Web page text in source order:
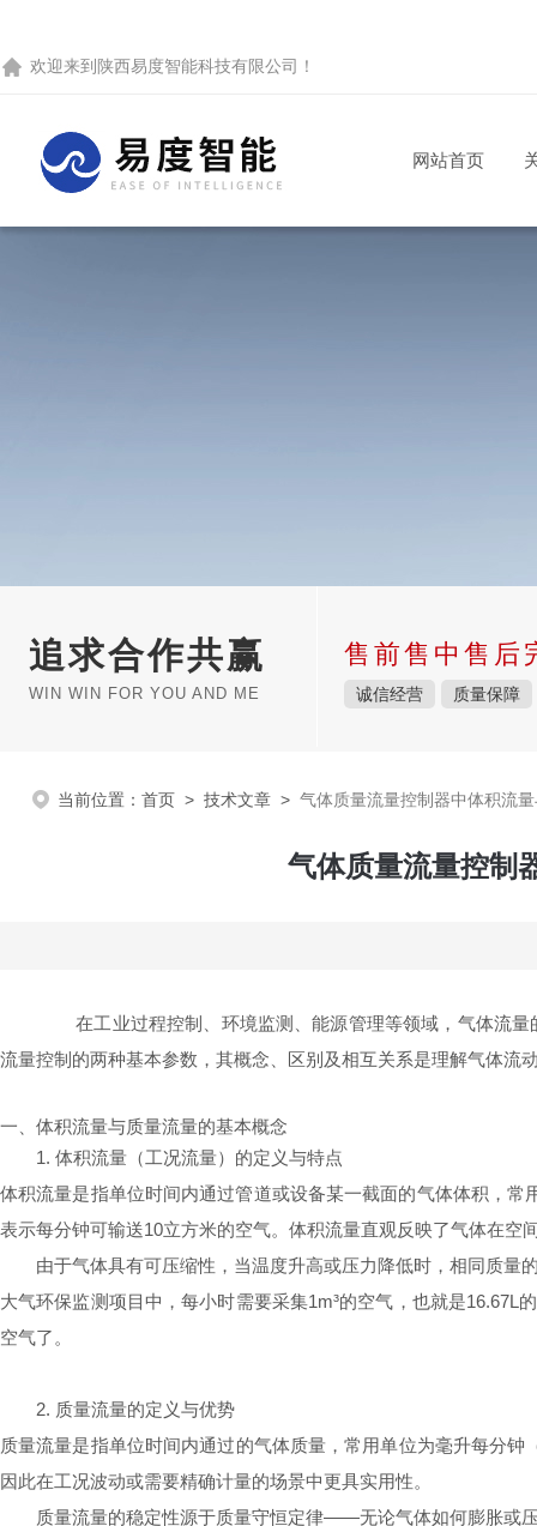
欢迎来到 陕西易度智能科技有限公司 ！
网站首页
追求合作共赢
WIN WIN FOR YOU AND ME
售前售中售后
诚信经营 质量保障
当前位置： 首页 > 技术文章 > 气体质量流量控制器中体积流
气体质量流量控制
在工业过程控制、环境监测、能源管理等领域，气体流量
流量控制的两种基本参数，其概念、区别及相互关系是理解气体流
一、体积流量与质量流量的基本概念
1. 体积流量（工况流量）的定义与特点
体积流量是指单位时间内通过管道或设备某一截面的气体体积，常
表示每分钟可输送10立方米的空气。体积流量直观反映了气体在
由于气体具有可压缩性，当温度升高或压力降低时，相同质
大气环保监测项目中，每小时需要采集1m³的空气，也就是
空气了。
2. 质量流量的定义与优势
质量流量是指单位时间内通过的气体质量，常用单位为毫升每分
因此在工况波动或需要精确计量的场景中更具实用性。
质量流量的稳定性源于质量守恒定律——无论气体如何膨胀或